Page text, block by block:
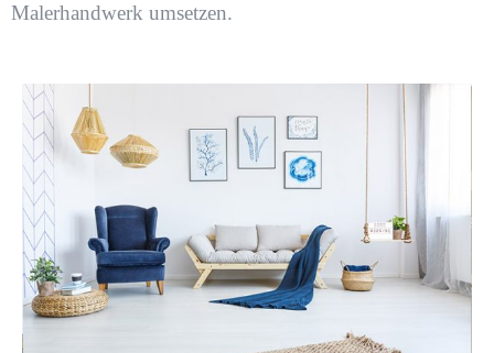
Malerhandwerk umsetzen.